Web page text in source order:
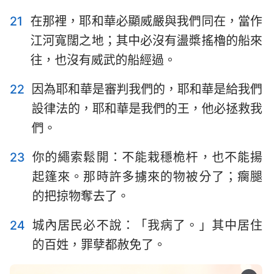
21
在那裡，耶和華必顯威嚴與我們同在，當作
江河寬闊之地；其中必沒有盪槳搖櫓的船來
往，也沒有威武的船經過。
22
因為耶和華是審判我們的，耶和華是給我們
設律法的，耶和華是我們的王，他必拯救我
們。
23 你的繩索鬆開：不能栽穩桅杆，也不能揚
起篷來。那時許多擄來的物被分了；瘸腿
的把掠物奪去了。
24 城內居民必不說：「我病了。」其中居住
的百姓，罪孽都赦免了。